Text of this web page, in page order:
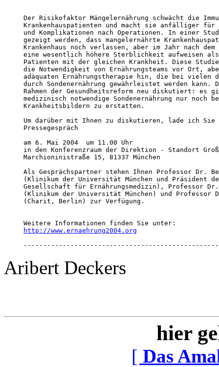
Der Risikofaktor Mängelernährung schwächt die
Krankenhauspatienten und macht sie anfälliger
und Komplikationen nach Operationen. In einer
gezeigt werden, dass mangelernährte
Krankenhaus noch verlassen, aber im Jahr nach dem
eine wesentlich höhere Sterblichkeit aufweisen
Patienten mit der gleichen Krankheit. Diese
die Notwendigkeit von Ernährungsteams vor Ort,
adäquaten Ernährungstherapie hin, die bei vielen
durch Sondenernährung gewährleistet werden kann.
Rahmen der Gesundheitsreform neu diskutiert: es
medizinisch notwendige Sondenernährung nur noch
Krankheitsbildern zu erstatten.
Um darüber mit Ihnen zu diskutieren, lade ich
Pressegespräch
am 6. Mai 2004  um 11.00 Uhr
in den Konferenzraum der Direktion - Standort
Marchioninistraße 15, 81337 München
Als Gesprächspartner stehen Ihnen Professor Dr.
(Klinikum der Universität München und Präsident
Gesellschaft für Ernährungsmedizin), Professor
(Klinikum der Universität München) und Professor
(Charit‚ Berlin) zur Verfügung.
http://www.ernaehrung2004.org
Aribert Deckers
hier
[ Das